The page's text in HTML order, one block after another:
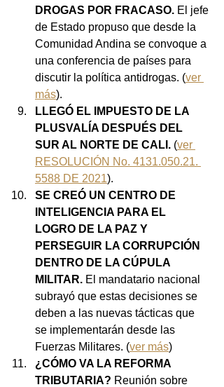
DROGAS POR FRACASO. El jefe
de Estado propuso que desde la
Comunidad Andina se convoque a
una conferencia de países para
discutir la política antidrogas. (ver
más).
LLEGÓ EL IMPUESTO DE LA
PLUSVALÍA DESPUÉS DEL
SUR AL NORTE DE CALI. (ver
RESOLUCIÓN No. 4131.050.21.
5588 DE 2021).
SE CREÓ UN CENTRO DE
INTELIGENCIA PARA EL
LOGRO DE LA PAZ Y
PERSEGUIR LA CORRUPCIÓN
DENTRO DE LA CÚPULA
MILITAR. El mandatario nacional
subrayó que estas decisiones se
deben a las nuevas tácticas que
se implementarán desde las
Fuerzas Militares. (ver más)
¿CÓMO VA LA REFORMA
TRIBUTARIA? Reunión sobre